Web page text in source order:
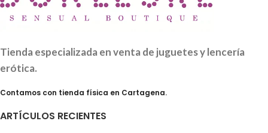
Tienda especializada en venta de juguetes y lencería
erótica.
Contamos con tienda física en Cartagena.
ARTÍCULOS RECIENTES